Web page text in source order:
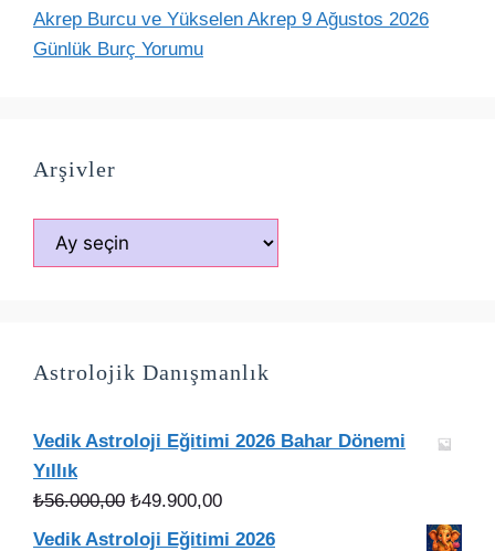
Akrep Burcu ve Yükselen Akrep 9 Ağustos 2026
Günlük Burç Yorumu
Arşivler
Arşivler
Astrolojik Danışmanlık
Vedik Astroloji Eğitimi 2026 Bahar Dönemi
Yıllık
₺56.000,00 Orijinal
fiyat:
₺49.900,00Şu
andaki
Vedik Astroloji Eğitimi 2026